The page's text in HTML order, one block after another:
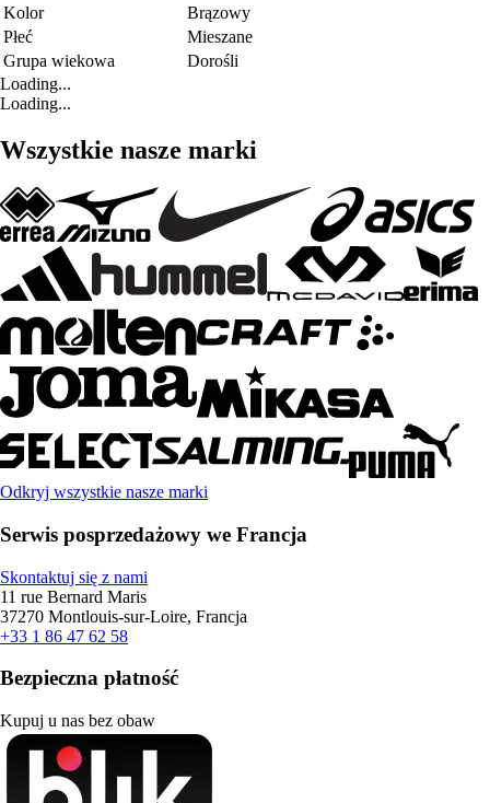
Kolor
Brązowy
Płeć
Mieszane
Grupa wiekowa
Dorośli
Loading...
Loading...
Wszystkie nasze marki
Odkryj wszystkie nasze marki
Serwis posprzedażowy we Francja
Skontaktuj się z nami
11 rue Bernard Maris
37270 Montlouis-sur-Loire, Francja
+33 1 86 47 62 58
Bezpieczna płatność
Kupuj u nas bez obaw